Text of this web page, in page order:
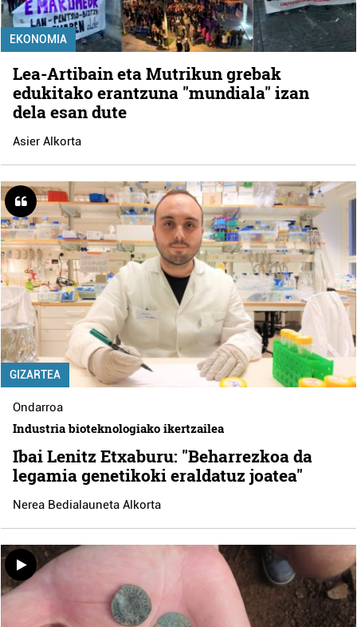
EKONOMIA
Lea-Artibain eta Mutrikun grebak
edukitako erantzuna "mundiala" izan
dela esan dute
Asier Alkorta
GIZARTEA
Ondarroa
Industria bioteknologiako ikertzailea
Ibai Lenitz Etxaburu: "Beharrezkoa da
legamia genetikoki eraldatuz joatea"
Nerea Bedialauneta Alkorta